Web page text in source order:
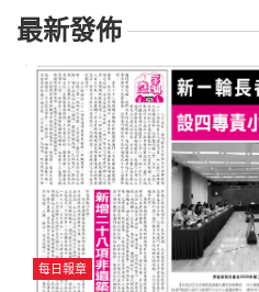
最新發佈
每日報章